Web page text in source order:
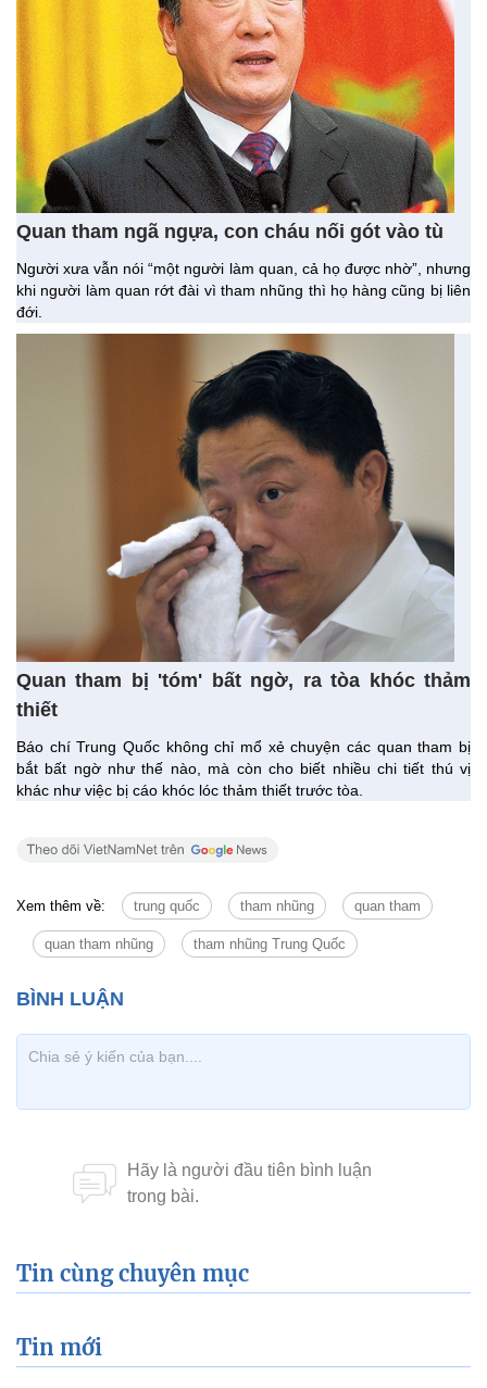
Quan tham ngã ngựa, con cháu nối gót vào tù
Người xưa vẫn nói “một người làm quan, cả họ được nhờ”, nhưng
khi người làm quan rớt đài vì tham nhũng thì họ hàng cũng bị liên
đới.
Quan tham bị 'tóm' bất ngờ, ra tòa khóc thảm
thiết
Báo chí Trung Quốc không chỉ mổ xẻ chuyện các quan tham bị
bắt bất ngờ như thế nào, mà còn cho biết nhiều chi tiết thú vị
khác như việc bị cáo khóc lóc thảm thiết trước tòa.
Xem thêm về: trung quốc tham nhũng quan tham
quan tham nhũng tham nhũng Trung Quốc
Tin cùng chuyên mục
Tin mới